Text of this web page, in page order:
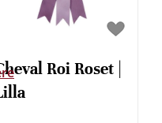
Roi Roset |